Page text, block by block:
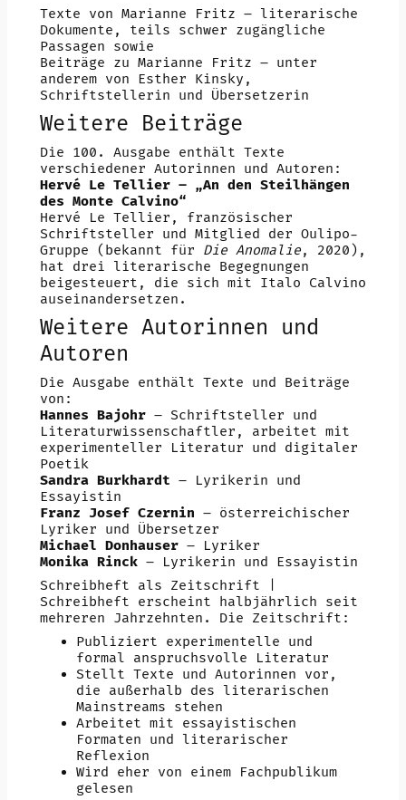
Texte von Marianne Fritz – literarische
Dokumente, teils schwer zugängliche
Passagen sowie
Beiträge zu Marianne Fritz – unter
anderem von Esther Kinsky,
Schriftstellerin und Übersetzerin
Weitere Beiträge
Die 100. Ausgabe enthält Texte
verschiedener Autorinnen und Autoren:
Hervé Le Tellier – „An den Steilhängen
des Monte Calvino“
Hervé Le Tellier, französischer
Schriftsteller und Mitglied der Oulipo-
Gruppe (bekannt für Die Anomalie, 2020),
hat drei literarische Begegnungen
beigesteuert, die sich mit Italo Calvino
auseinandersetzen.
Weitere Autorinnen und
Autoren
Die Ausgabe enthält Texte und Beiträge
von:
Hannes Bajohr– Schriftsteller und
Literaturwissenschaftler, arbeitet mit
experimenteller Literatur und digitaler
Poetik
Sandra Burkhardt – Lyrikerin und
Essayistin
Franz Josef Czernin – österreichischer
Lyriker und Übersetzer
Michael Donhauser– Lyriker
Monika Rinck– Lyrikerin und Essayistin
Schreibheft als Zeitschrift |
Schreibheft erscheint halbjährlich seit
mehreren Jahrzehnten. Die Zeitschrift:
Publiziert experimentelle und
formal anspruchsvolle Literatur
Stellt Texte und Autorinnen vor,
die außerhalb des literarischen
Mainstreams stehen
Arbeitet mit essayistischen
Formaten und literarischer
Reflexion
Wird eher von einem Fachpublikum
gelesen